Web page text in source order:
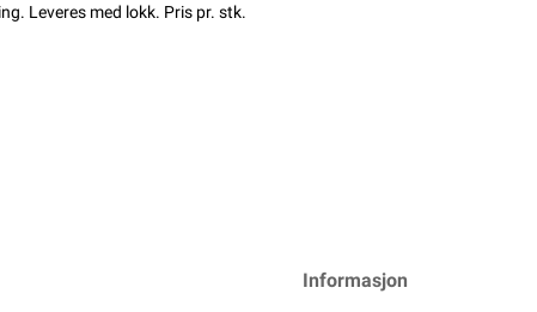
Leveres med lokk. Pris pr. stk.
Informasjon